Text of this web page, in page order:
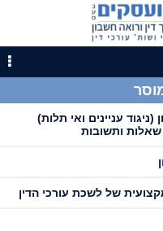
עניינים ואי תלות)
של לשכת עורכי הדין